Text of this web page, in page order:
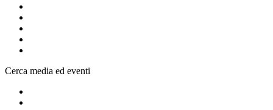
Cerca media ed eventi